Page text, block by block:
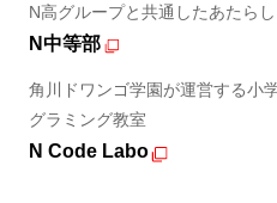
N高グループと共通したあたら
N中等部
角川ドワンゴ学園が運営する小
グラミング教室
N Code Labo